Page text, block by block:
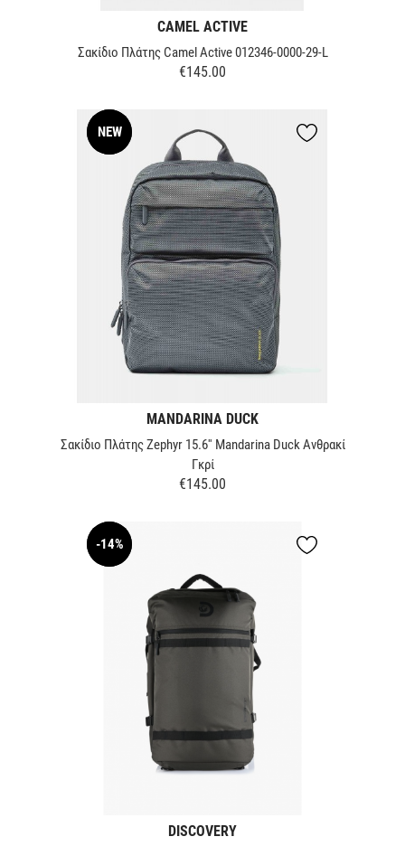
CAMEL ACTIVE
Σακίδιο Πλάτης Camel Active 012346-0000-29-L
Price
€145.00
NEW
NEW
MANDARINA DUCK
Σακίδιο Πλάτης Zephyr 15.6'' Mandarina Duck Ανθρακί
Γκρί
Price
€145.00
NEW
-14%
DISCOVERY